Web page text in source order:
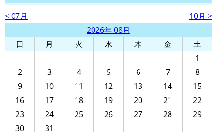
< 07月
10月 >
2026年 08月
日
月 火 水 木 金
土
1
2
3 4 5 6 7
8
9
10 11 12 13 14
15
16
17 18 19 20 21
22
23
24 25 26 27 28
29
30
31